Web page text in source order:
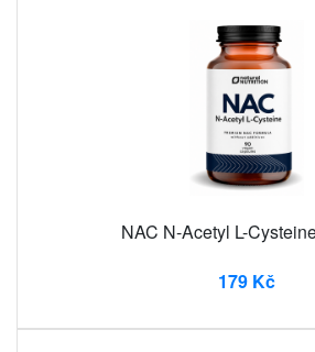
NAC N-Acetyl L-
179 Kč